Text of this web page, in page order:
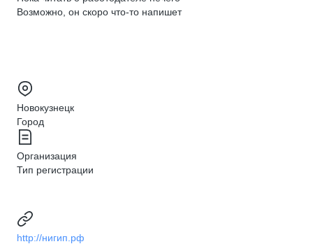
Возможно, он скоро что‑то напишет
Новокузнецк
Город
Организация
Тип регистрации
http://нигип.рф